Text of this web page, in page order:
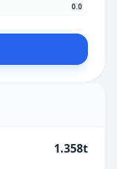
0.0
1.358t